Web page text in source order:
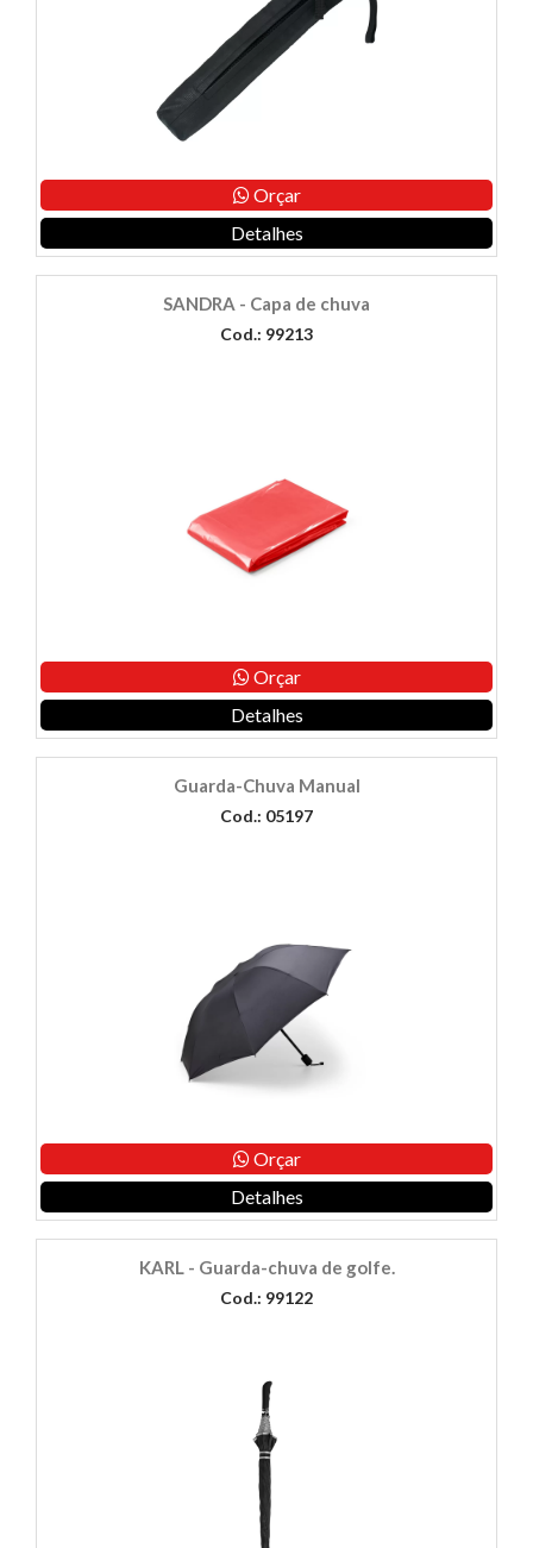
Orçar
Detalhes
SANDRA - Capa de chuva
Cod.: 99213
Orçar
Detalhes
Guarda-Chuva Manual
Cod.: 05197
Orçar
Detalhes
KARL - Guarda-chuva de golfe.
Cod.: 99122